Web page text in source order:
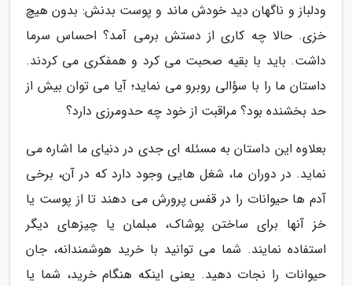
ودلباز و ناگهان دید خودش ماند و پوست بدنش: بدون هیچ
خزی. حالا چه کاری از دستش برمی آمد؟ احساس سرما
داشت. باید با بقیه صحبت می کرد و همفکری می کردند.
داستان ما را با سؤالی روبرو می نماید؛ آیا می توان بیش از
حد بخشنده بود؟ مراقبت از خود چه حدومرزی دارد؟
بعلاوه این داستان به مسئله ای جدی در دنیای ما اشاره می
نماید. در دوران ما، شغل هایی وجود دارد که در آن، برخی
آدم ها حیوانات را در قفس پرورش می دهند تا از پوست یا
خز آنها برای ساختن پوشاک، مبلمان یا چیزهای دیگر
استفاده نمایند. شما می توانید با خرید هوشمندانه، جان
حیوانات را نجات دهید. یعنی اینکه هنگام خرید، شما یا